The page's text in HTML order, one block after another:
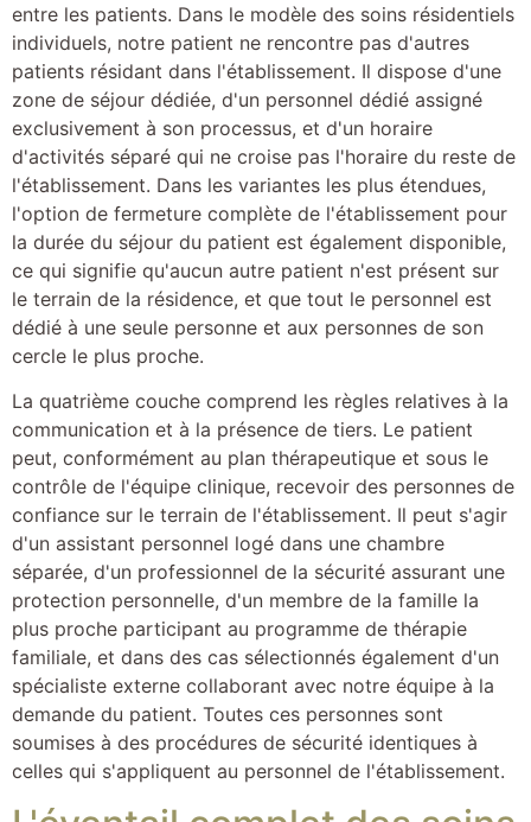
entre les patients. Dans le modèle des soins résidentiels
individuels, notre patient ne rencontre pas d'autres
patients résidant dans l'établissement. Il dispose d'une
zone de séjour dédiée, d'un personnel dédié assigné
exclusivement à son processus, et d'un horaire
d'activités séparé qui ne croise pas l'horaire du reste de
l'établissement. Dans les variantes les plus étendues,
l'option de fermeture complète de l'établissement pour
la durée du séjour du patient est également disponible,
ce qui signifie qu'aucun autre patient n'est présent sur
le terrain de la résidence, et que tout le personnel est
dédié à une seule personne et aux personnes de son
cercle le plus proche.
La quatrième couche comprend les règles relatives à la
communication et à la présence de tiers. Le patient
peut, conformément au plan thérapeutique et sous le
contrôle de l'équipe clinique, recevoir des personnes de
confiance sur le terrain de l'établissement. Il peut s'agir
d'un assistant personnel logé dans une chambre
séparée, d'un professionnel de la sécurité assurant une
protection personnelle, d'un membre de la famille la
plus proche participant au programme de thérapie
familiale, et dans des cas sélectionnés également d'un
spécialiste externe collaborant avec notre équipe à la
demande du patient. Toutes ces personnes sont
soumises à des procédures de sécurité identiques à
celles qui s'appliquent au personnel de l'établissement.